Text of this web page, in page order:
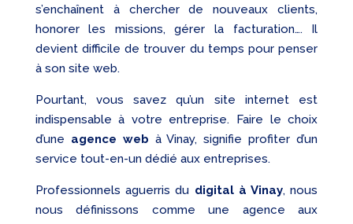
s’enchaînent à chercher de nouveaux clients,
honorer les missions, gérer la facturation…. Il
devient difficile de trouver du temps pour penser
à son site web.
Pourtant, vous savez qu’un site internet est
indispensable à votre entreprise. Faire le choix
d’une agence web à Vinay, signifie profiter d’un
service tout-en-un dédié aux entreprises.
Professionnels aguerris du digital à Vinay, nous
nous définissons comme une agence aux